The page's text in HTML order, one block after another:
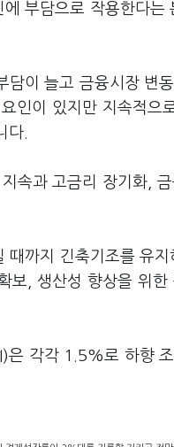
부담으로 작용한다
이 늘고 금융시장 변
인이 있지만 지속적
다.
속과 고금리 장기화,
까지 긴축기조를 유
보, 생산성 향상을 위
은 각각 1.5%로 하향